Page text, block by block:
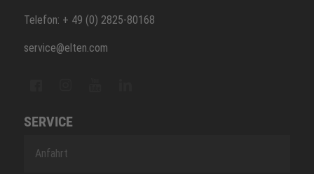
Telefon: + 49 (0) 2825-80168
service@elten.com
SERVICE
Anfahrt